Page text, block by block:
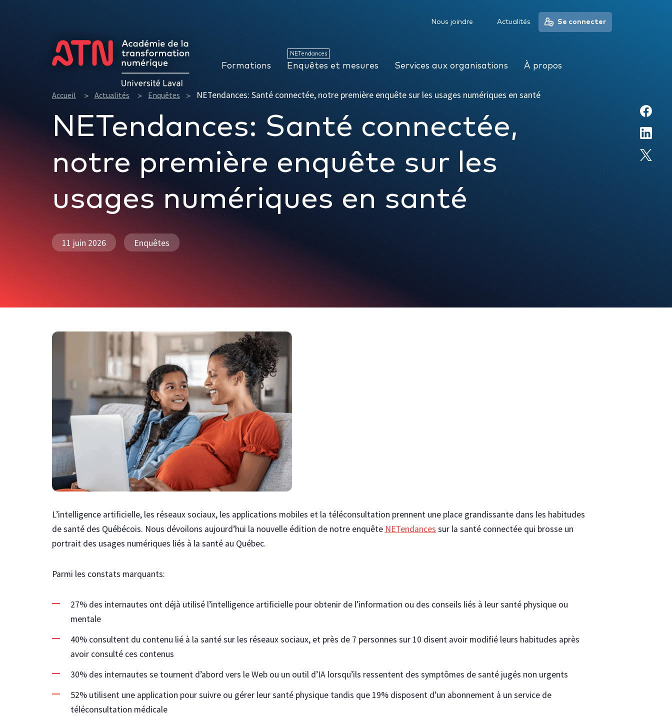
Accueil Actualités Enquêtes NETendances: Santé connectée, notre première enquête sur les usages numériques en santé
NETendances: Santé connectée,
notre première enquête sur les
usages numériques en santé
11 juin 2026 Enquêtes
L’intelligence artificielle, les réseaux sociaux, les applications mobiles et la téléconsultation prennent une place grandissante dans les habitudes
de santé des Québécois. Nous dévoilons aujourd’hui la nouvelle édition de notre enquête NETendances sur la santé connectée qui brosse un
portrait des usages numériques liés à la santé au Québec.
Parmi les constats marquants:
27% des internautes ont déjà utilisé l’intelligence artificielle pour obtenir de l’information ou des conseils liés à leur santé physique ou
mentale
40% consultent du contenu lié à la santé sur les réseaux sociaux, et près de 7 personnes sur 10 disent avoir modifié leurs habitudes après
avoir consulté ces contenus
30% des internautes se tournent d’abord vers le Web ou un outil d’IA lorsqu’ils ressentent des symptômes de santé jugés non urgents
52% utilisent une application pour suivre ou gérer leur santé physique tandis que 19% disposent d’un abonnement à un service de
téléconsultation médicale
Nous joindre Actualités Se connecter
Formations Enquêtes et mesures
NETendances
Services aux organisations À propos
Services aux organisations À propos